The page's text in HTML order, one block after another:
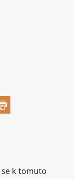
se k tomuto